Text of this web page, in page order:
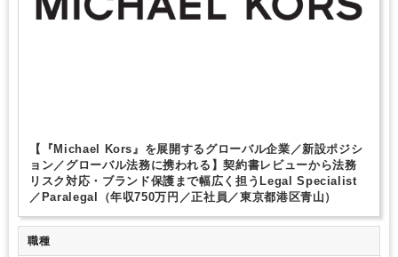
【『Michael Kors』を展開するグローバル企業／新設ポジシ
ョン／グローバル法務に携われる】契約書レビューから法務
リスク対応・ブランド保護まで幅広く担うLegal Specialist
／Paralegal（年収750万円／正社員／東京都港区青山）
職種